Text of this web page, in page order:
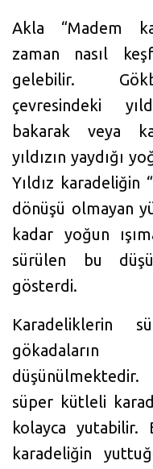
Akla “Madem
zaman nasıl
gelebilir.
çevresindeki
bakarak veya
yıldızın yaydığı
Yıldız karadeliğin
dönüşü olmayan
kadar yoğun
sürülen bu
gösterdi.
Karadeliklerin
gökadaların
süper kütleli
kolayca yutabilir.
karadeliğin